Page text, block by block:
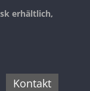
erhältlich,
Kontakt